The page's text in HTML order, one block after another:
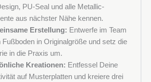
PU-Seal und alle Metallic-
aus nächster Nähe kennen.
Erstellung: Entwerfe im Team
Fußboden in Originalgröße und setz die
in die Praxis um.
Kreationen: Entfessel Deine
auf Musterplatten und kreiere drei